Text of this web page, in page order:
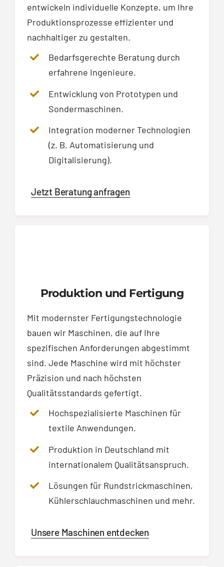
entwickeln individuelle Konzepte, um Ihre
Produktionsprozesse effizienter und
nachhaltiger zu gestalten.
Bedarfsgerechte Beratung durch
erfahrene Ingenieure.
Entwicklung von Prototypen und
Sondermaschinen.
Integration moderner Technologien
(z. B. Automatisierung und
Digitalisierung).
Jetzt Beratung anfragen
Produktion und Fertigung
Mit modernster Fertigungstechnologie
bauen wir Maschinen, die auf Ihre
spezifischen Anforderungen abgestimmt
sind. Jede Maschine wird mit höchster
Präzision und nach höchsten
Qualitätsstandards gefertigt.
Hochspezialisierte Maschinen für
textile Anwendungen.
Produktion in Deutschland mit
internationalem Qualitätsanspruch.
Lösungen für Rundstrickmaschinen,
Kühlerschlauchmaschinen und mehr.
Unsere Maschinen entdecken